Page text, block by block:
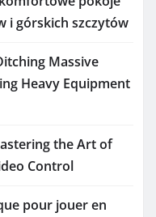
i górskich szczytów
Massive
Heavy Equipment
the Art of
Control
pour jouer en